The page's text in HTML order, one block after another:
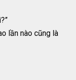
lần nào cũng là